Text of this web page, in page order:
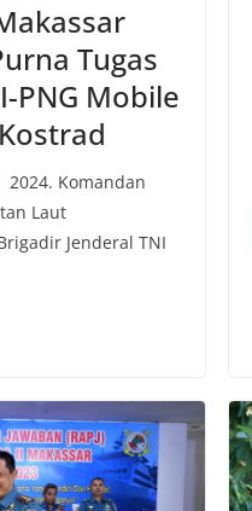
Tugas
PNG Mobile
2024. Komandan
Laut
Jenderal TNI